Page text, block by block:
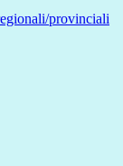
provinciali